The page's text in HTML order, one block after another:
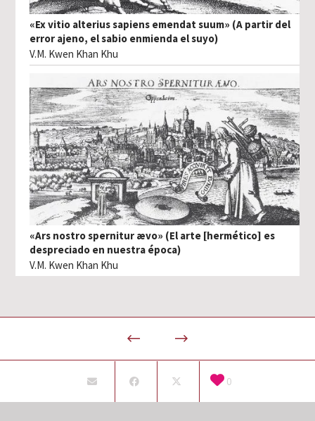
«Ex vitio alterius sapiens emendat suum» (A partir del
error ajeno, el sabio enmienda el suyo)
V.M. Kwen Khan Khu
«Ars nostro spernitur ævo» (El arte [hermético] es
despreciado en nuestra época)
V.M. Kwen Khan Khu
0